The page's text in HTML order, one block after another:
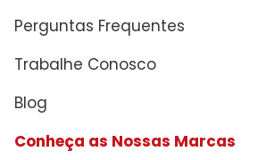
Perguntas Frequentes
Trabalhe Conosco
Blog
Conheça as Nossas Marcas